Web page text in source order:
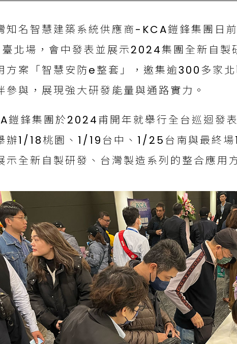
知名智慧建築系統供應商-KCA鎧鋒集團日
北場，會中發表並展示2024集團全新自製
方案「智慧安防e整套」，邀集逾300多家
參與，展現強大研發能量與通路實力。
鎧鋒集團於2024甫開年就舉行全台巡迴發
辦1/18桃園、1/19台中、1/25台南與最終
示全新自製研發、台灣製造系列的整合應用